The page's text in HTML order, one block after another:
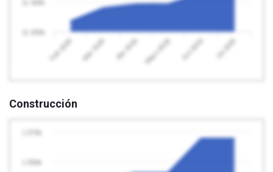
Feb 2026 Mar 2026 Abr 2026 Mayo 2026 Jun 2026 Jul 2026
Construcción